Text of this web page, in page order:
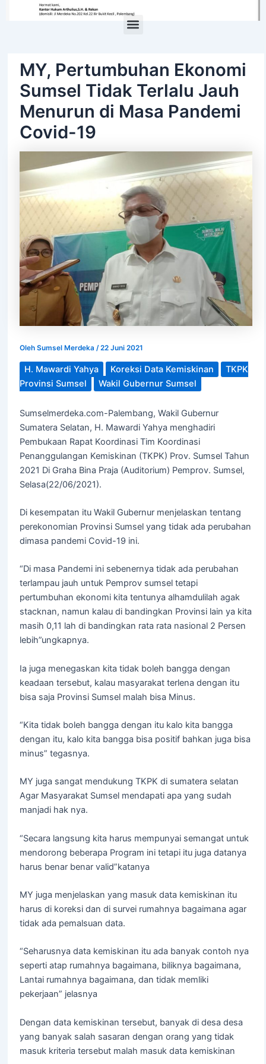
MY, Pertumbuhan Ekonomi
Sumsel Tidak Terlalu Jauh
Menurun di Masa Pandemi
Covid-19
Oleh Sumsel Merdeka /22 Juni 2021
H. Mawardi Yahya Koreksi Data Kemiskinan
TKPK
Provinsi Sumsel
Wakil Gubernur Sumsel
Sumselmerdeka.com-Palembang, Wakil Gubernur
Sumatera Selatan, H. Mawardi Yahya menghadiri
Pembukaan Rapat Koordinasi Tim Koordinasi
Penanggulangan Kemiskinan (TKPK) Prov. Sumsel Tahun
2021 Di Graha Bina Praja (Auditorium) Pemprov. Sumsel,
Selasa(22/06/2021).
Di kesempatan itu Wakil Gubernur menjelaskan tentang
perekonomian Provinsi Sumsel yang tidak ada perubahan
dimasa pandemi Covid-19 ini.
“Di masa Pandemi ini sebenernya tidak ada perubahan
terlampau jauh untuk Pemprov sumsel tetapi
pertumbuhan ekonomi kita tentunya alhamdulilah agak
stacknan, namun kalau di bandingkan Provinsi lain ya kita
masih 0,11 lah di bandingkan rata rata nasional 2 Persen
lebih”ungkapnya.
Ia juga menegaskan kita tidak boleh bangga dengan
keadaan tersebut, kalau masyarakat terlena dengan itu
bisa saja Provinsi Sumsel malah bisa Minus.
“Kita tidak boleh bangga dengan itu kalo kita bangga
dengan itu, kalo kita bangga bisa positif bahkan juga bisa
minus” tegasnya.
MY juga sangat mendukung TKPK di sumatera selatan
Agar Masyarakat Sumsel mendapati apa yang sudah
manjadi hak nya.
“Secara langsung kita harus mempunyai semangat untuk
mendorong beberapa Program ini tetapi itu juga datanya
harus benar benar valid”katanya
MY juga menjelaskan yang masuk data kemiskinan itu
harus di koreksi dan di survei rumahnya bagaimana agar
tidak ada pemalsuan data.
“Seharusnya data kemiskinan itu ada banyak contoh nya
seperti atap rumahnya bagaimana, biliknya bagaimana,
Lantai rumahnya bagaimana, dan tidak memliki
pekerjaan” jelasnya
Dengan data kemiskinan tersebut, banyak di desa desa
yang banyak salah sasaran dengan orang yang tidak
masuk kriteria tersebut malah masuk data kemiskinan